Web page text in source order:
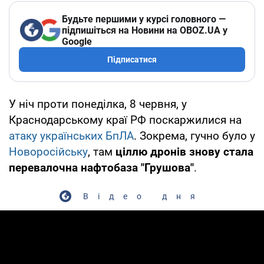
Будьте першими у курсі головного —
підпишіться на Новини на OBOZ.UA у
Google
Підписатися
У ніч проти понеділка, 8 червня, у
Краснодарському краї РФ поскаржилися на
атаку українських БпЛА. Зокрема, гучно було у
Новоросійську, там ціллю дронів знову стала
перевалочна нафтобаза "Грушова".
Відео дня